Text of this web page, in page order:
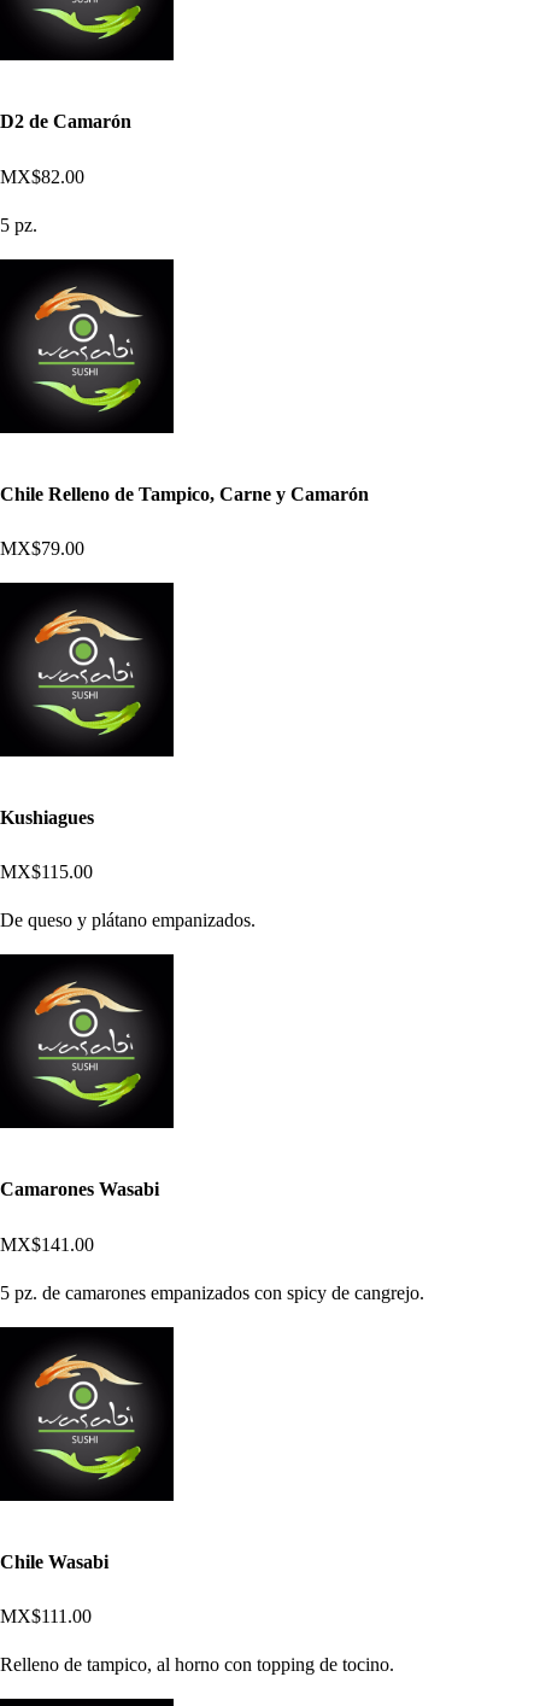
D2 de Camarón
MX$82.00
5 pz.
Chile Relleno de Tampico, Carne y Camarón
MX$79.00
Kushiagues
MX$115.00
De queso y plátano empanizados.
Camarones Wasabi
MX$141.00
5 pz. de camarones empanizados con spicy de cangrejo.
Chile Wasabi
MX$111.00
Relleno de tampico, al horno con topping de tocino.